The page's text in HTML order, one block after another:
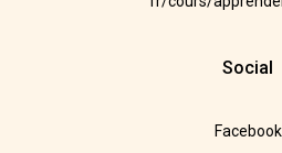
Social
Facebook